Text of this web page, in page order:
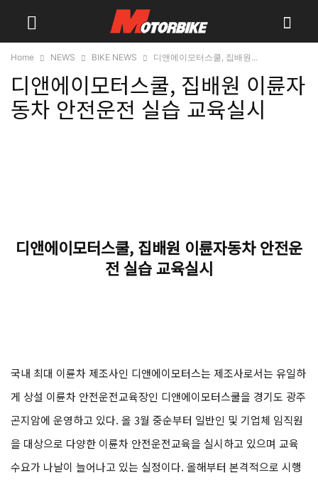
Home NEWS BIKE NEWS 디앤에이모터스쿨, 집배원...
디앤에이모터스쿨, 집배원 이륜자
동차 안전운전 실습 교육실시
디앤에이모터스쿨, 집배원 이륜자동차 안전운
전 실습 교육실시
국내 최대 이륜차 제조사인 디앤에이모터스는 제조사로서는 유일하
게 상설 이륜차 안전운전교육장인 디앤에이모터스쿨을 경기도 광주
곤지암에 운영하고 있다. 올 3월 중순부터 일반인 및 기업체 임직원
을 대상으로 다양한 이륜차 안전운전교육을 실시하고 있으며 교육
수요가 나날이 늘어나고 있는 실정이다. 올해부터 본격적으로 시행